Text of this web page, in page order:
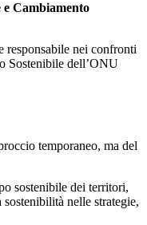
Cambiamento
responsabile nei confronti
Sostenibile dell’ONU
temporaneo, ma del
sostenibile dei territori,
nelle strategie,